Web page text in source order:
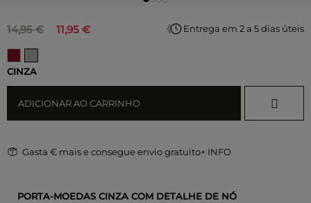
11,95 €
14,95 €
CINZA
ADICIONAR AO CARRINHO
Entrega em 2 a 5 dias úteis
Gasta € mais e consegue envio gratuito+ INFO
PORTA-MOEDAS CINZA COM DETALHE DE NÓ